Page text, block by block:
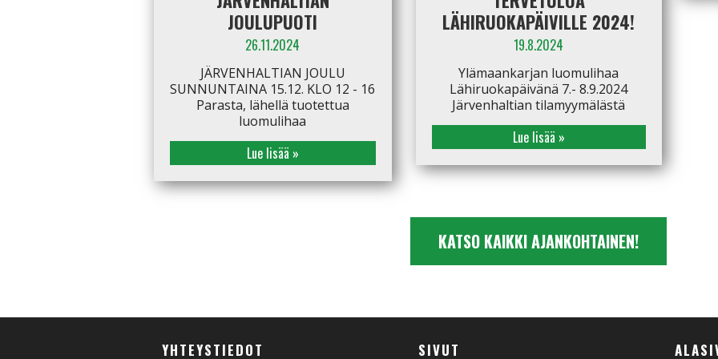
JOULUPUOTI
26.11.2024
JÄRVENHALTIAN JOULU
SUNNUNTAINA 15.12. KLO 12 - 16
Parasta, lähellä tuotettua
luomulihaa
Lue lisää »
LÄHIRUOKAPÄIVILLE 2024!
19.8.2024
Ylämaankarjan luomulihaa
Lähiruokapäivänä 7.- 8.9.2024
Järvenhaltian tilamyymälästä
Lue lisää »
KATSO KAIKKI AJANKOHTAINEN!
YHTEYSTIEDOT SIVUT